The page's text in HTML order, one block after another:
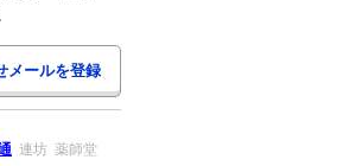
連坊 薬師堂